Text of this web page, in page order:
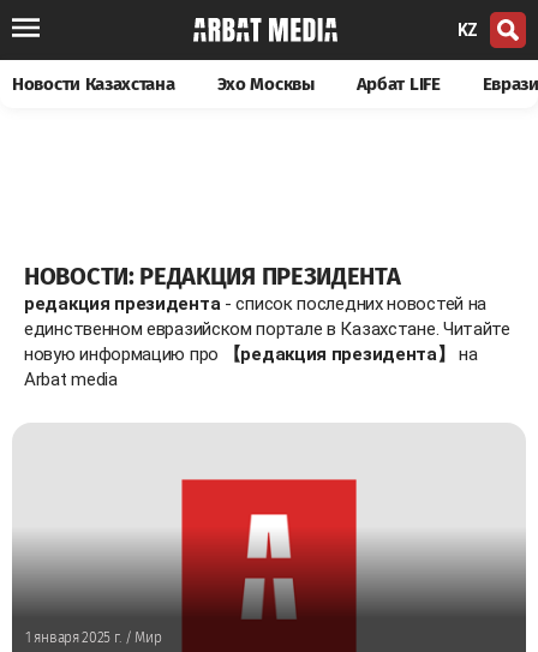
KZ
Новости Казахстана Эхо Москвы Арбат LIFE
НОВОСТИ: РЕДАКЦИЯ ПРЕЗИДЕНТА
редакция президента - список последних новостей на
единственном евразийском портале в Казахстане. Читайте
новую информацию про
【редакция президента】
на
Arbat media
1 января 2025 г. / Мир